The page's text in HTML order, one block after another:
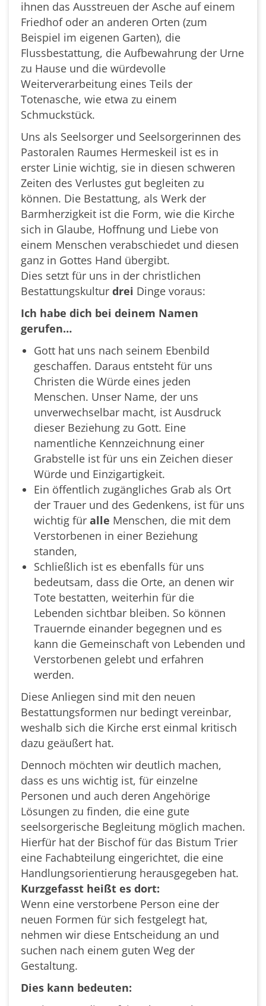
ihnen das Ausstreuen der Asche auf einem
Friedhof oder an anderen Orten (zum
Beispiel im eigenen Garten), die
Flussbestattung, die Aufbewahrung der Urne
zu Hause und die würdevolle
Weiterverarbeitung eines Teils der
Totenasche, wie etwa zu einem
Schmuckstück.
Uns als Seelsorger und Seelsorgerinnen des
Pastoralen Raumes Hermeskeil ist es in
erster Linie wichtig, sie in diesen schweren
Zeiten des Verlustes gut begleiten zu
können. Die Bestattung, als Werk der
Barmherzigkeit ist die Form, wie die Kirche
sich in Glaube, Hoffnung und Liebe von
einem Menschen verabschiedet und diesen
ganz in Gottes Hand übergibt.
Dies setzt für uns in der christlichen
Bestattungskultur drei Dinge voraus:
Ich habe dich bei deinem Namen
gerufen…
Gott hat uns nach seinem Ebenbild
geschaffen. Daraus entsteht für uns
Christen die Würde eines jeden
Menschen. Unser Name, der uns
unverwechselbar macht, ist Ausdruck
dieser Beziehung zu Gott. Eine
namentliche Kennzeichnung einer
Grabstelle ist für uns ein Zeichen dieser
Würde und Einzigartigkeit.
Ein öffentlich zugängliches Grab als Ort
der Trauer und des Gedenkens, ist für uns
wichtig für alle Menschen, die mit dem
Verstorbenen in einer Beziehung
standen,
Schließlich ist es ebenfalls für uns
bedeutsam, dass die Orte, an denen wir
Tote bestatten, weiterhin für die
Lebenden sichtbar bleiben. So können
Trauernde einander begegnen und es
kann die Gemeinschaft von Lebenden und
Verstorbenen gelebt und erfahren
werden.
Diese Anliegen sind mit den neuen
Bestattungsformen nur bedingt vereinbar,
weshalb sich die Kirche erst einmal kritisch
dazu geäußert hat.
Dennoch möchten wir deutlich machen,
dass es uns wichtig ist, für einzelne
Personen und auch deren Angehörige
Lösungen zu finden, die eine gute
seelsorgerische Begleitung möglich machen.
Hierfür hat der Bischof für das Bistum Trier
eine Fachabteilung eingerichtet, die eine
Handlungsorientierung herausgegeben hat.
Kurzgefasst heißt es dort:
Wenn eine verstorbene Person eine der
neuen Formen für sich festgelegt hat,
nehmen wir diese Entscheidung an und
suchen nach einem guten Weg der
Gestaltung.
Dies kann bedeuten: